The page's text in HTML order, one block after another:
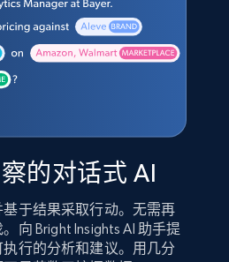
的对话式 AI
于结果采取行动。无需再
向 Bright Insights AI 助手提
行的分析和建议。用几分